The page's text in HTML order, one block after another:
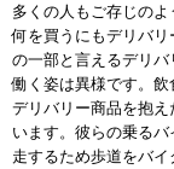
多くの人もご存じのよ
何を買うにもデリバ
の一部と言えるデリ
働く姿は異様です。
デリバリー商品を抱
います。彼らの乗る
走するため歩道をバ